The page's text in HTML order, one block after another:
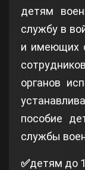
детям
службу в
и имеющих
органов
пособие
службы
✅детям до